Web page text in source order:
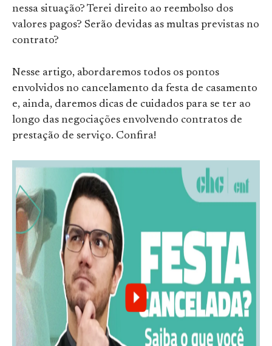
nessa situação? Terei direito ao reembolso dos
valores pagos? Serão devidas as multas previstas no
contrato?
Nesse artigo, abordaremos todos os pontos
envolvidos no cancelamento da festa de casamento
e, ainda, daremos dicas de cuidados para se ter ao
longo das negociações envolvendo contratos de
prestação de serviço. Confira!